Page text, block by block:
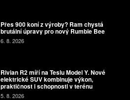
Přes 900 koní z výroby? Ram chystá
brutální úpravy pro nový Rumble Bee
6. 8. 2026
Rivian R2 míří na Teslu Model Y. Nové
elektrické SUV kombinuje výkon,
praktičnost i schopnosti v terénu
5. 8. 2026